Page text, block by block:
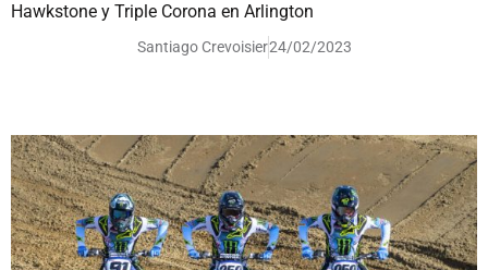
Hawkstone y Triple Corona en Arlington
Santiago Crevoisier24/02/2023